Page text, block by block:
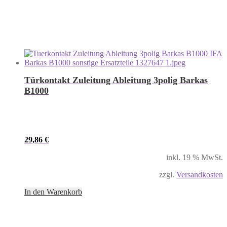
Türkontakt Zuleitung Ableitung 3polig Barkas
B1000
29,86 €
inkl. 19 % MwSt.
zzgl. Versandkosten
In den Warenkorb